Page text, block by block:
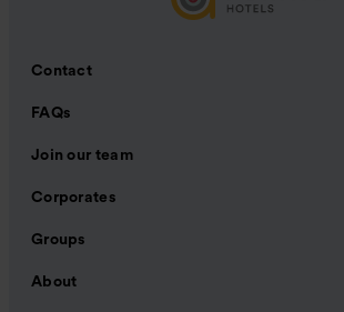
Contact
FAQs
Join our team
Corporates
Groups
About